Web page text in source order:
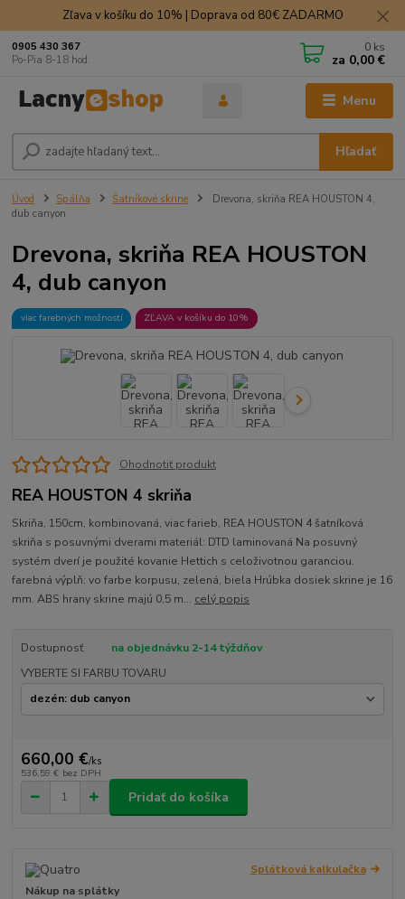
Zľava v košíku do 10% | Doprava od 80€ ZADARMO
Menu
Hľadať
0905 430 367
Po-Pia 8-18 hod.
0 ks
za 0,00 €
Úvod Spálňa Šatníkové skrine
Drevona, skriňa REA HOUSTON 4,
dub canyon
Drevona, skriňa REA HOUSTON
4, dub canyon
viac farebných možností ZĽAVA v košíku do 10%
Ohodnotiť produkt
REA HOUSTON 4 skriňa
Skriňa, 150cm, kombinovaná, viac farieb, REA HOUSTON 4 šatníková
skriňa s posuvnými dverami materiál: DTD laminovaná Na posuvný
systém dverí je použité kovanie Hettich s celoživotnou garanciou.
farebná výplň: vo farbe korpusu, zelená, biela Hrúbka dosiek skrine je 16
mm. ABS hrany skrine majú 0,5 m... celý popis
Dostupnosť
na objednávku 2-14 týždňov
VYBERTE SI FARBU TOVARU
660,00 €/ks
536,59 € bez DPH
Pridať do košíka
Splátková kalkulačka
Nákup na splátky